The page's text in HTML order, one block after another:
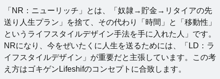
「NR：ニューリッチ」とは、「奴隷→貯金→リタイアの先
送り人生プラン」を捨て、その代わり「時間」と「移動性」
というライフスタイルデザイン手法を手に入れた人」です。
NRになり、今をぜいたくに人生を送るためには、「LD：ラ
イフスタイルデザイン」が重要だと主張しています。この考
え方はゴキゲンLifeshifのコンセプトに合致します。